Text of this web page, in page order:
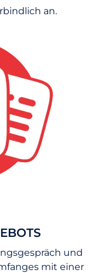
an.
und
mit einer